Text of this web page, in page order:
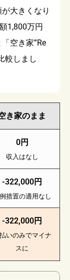
大きくなり
1,800万円
空き家”Re
較しまし
き家のまま
0円
収入はなし
-322,000円
措置の適用なし
-322,000円
いのみでマイナ
スに